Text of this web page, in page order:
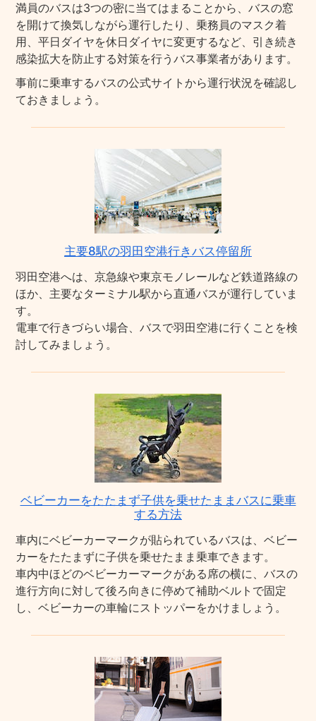
満員のバスは3つの密に当てはまることから、バスの窓
を開けて換気しながら運行したり、乗務員のマスク着
用、平日ダイヤを休日ダイヤに変更するなど、引き続き
感染拡大を防止する対策を行うバス事業者があります。
事前に乗車するバスの公式サイトから運行状況を確認し
ておきましょう。
主要8駅の羽田空港行きバス停留所
羽田空港へは、京急線や東京モノレールなど鉄道路線の
ほか、主要なターミナル駅から直通バスが運行していま
す。
電車で行きづらい場合、バスで羽田空港に行くことを検
討してみましょう。
ベビーカーをたたまず子供を乗せたままバスに乗車
する方法
車内にベビーカーマークが貼られているバスは、ベビー
カーをたたまずに子供を乗せたまま乗車できます。
車内中ほどのベビーカーマークがある席の横に、バスの
進行方向に対して後ろ向きに停めて補助ベルトで固定
し、ベビーカーの車輪にストッパーをかけましょう。